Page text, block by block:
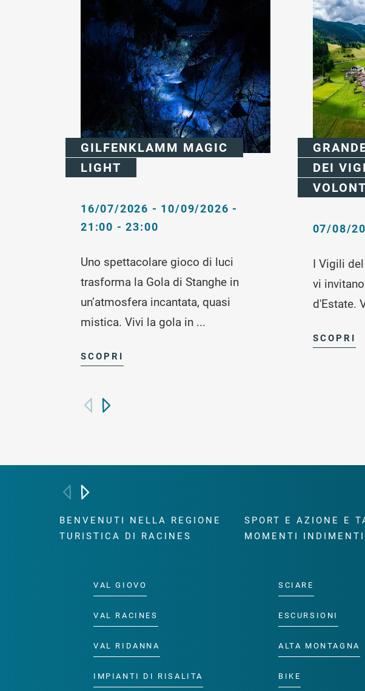
GILFENKLAMM MAGIC
LIGHT
16/07/2026 - 10/09/2026 -
21:00 - 23:00
Uno spettacolare gioco di luci
trasforma la Gola di Stanghe in
un’atmosfera incantata, quasi
mistica. Vivi la gola in ...
SCOPRI
DEI
07/08/
I Vigili
vi
d'Estate.
SCOPRI
BENVENUTI NELLA REGIONE
TURISTICA DI RACINES
VAL GIOVO
VAL RACINES
VAL RIDANNA
IMPIANTI DI RISALITA
SPORT E AZIONE E
MOMENTI
SCIARE
ESCURSIONI
ALTA MONTAGNA
BIKE